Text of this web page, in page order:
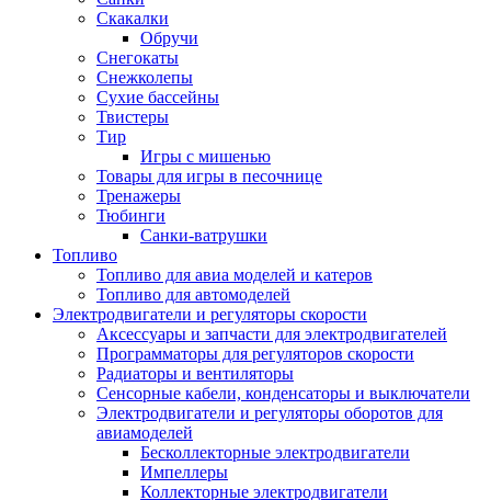
Скакалки
Обручи
Снегокаты
Снежколепы
Сухие бассейны
Твистеры
Тир
Игры с мишенью
Товары для игры в песочнице
Тренажеры
Тюбинги
Санки-ватрушки
Топливо
Топливо для авиа моделей и катеров
Топливо для автомоделей
Электродвигатели и регуляторы скорости
Аксессуары и запчасти для электродвигателей
Программаторы для регуляторов скорости
Радиаторы и вентиляторы
Сенсорные кабели, конденсаторы и выключатели
Электродвигатели и регуляторы оборотов для
авиамоделей
Бесколлекторные электродвигатели
Импеллеры
Коллекторные электродвигатели